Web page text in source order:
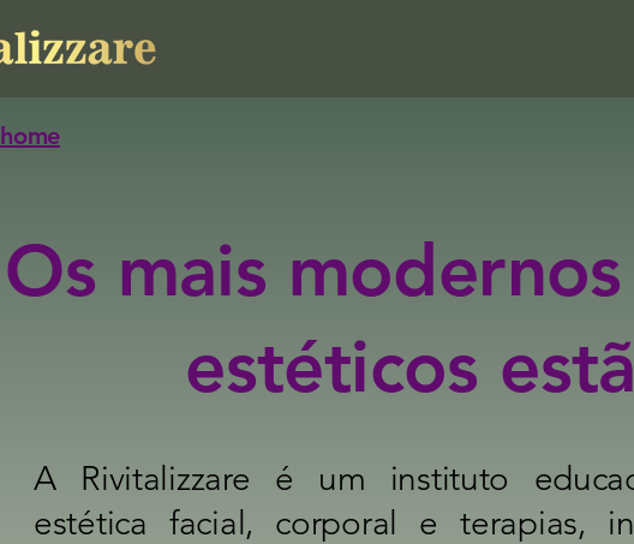
home
Os mais
estéticos
A Rivitalizzare é um instituto
estética facial, corporal e terapias,